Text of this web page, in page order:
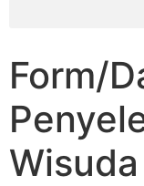
Form/
Wisuda